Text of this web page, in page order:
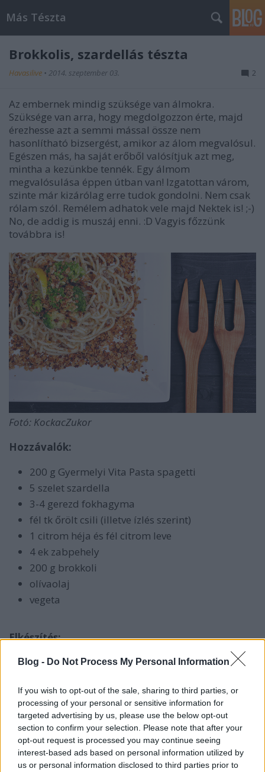
Blog - Do Not Process My Personal Information
If you wish to opt-out of the sale, sharing to third parties, or
processing of your personal or sensitive information for
targeted advertising by us, please use the below opt-out
section to confirm your selection. Please note that after your
opt-out request is processed you may continue seeing
interest-based ads based on personal information utilized by
us or personal information disclosed to third parties prior to
Más Tészta
Brokkolis, szardellás tészta
Havasilive • 2014. szeptember 03. 2
Az embernek mindig szüksége van álmokra.
Szüksége van arra, hogy megdolgozzon érte, majd
érezhesse azt a semmi mással össze nem
hasonlítható bizsergést, amikor az álom megvalósul.
Egészen más, ha saját erőből valósítjuk azt meg,
mintha a kezünkbe tennék. Egy álmom
megvalósulása éppen útban van! Izgatottan várom,
szinte már kizárólag erre tudok gondolni. Nem csak
rólam szól. Remélem adhatok vele majd Nektek is! ;-)
No, de addig is muszáj enni. :D Vagyis főzzünk
továbbra is!
Fotó: KockacZukor
Hozzávalók:
200 g Gyermelyi Vita Pasta spagetti
5 szelet szardella
3-4 gerezd fokhagyma
fél tk őrölt csili (illetve ízlés szerint)
1 citrom héja és fél citrom leve
4 ek zabpehely
200 g brokkoli
olívaolaj
vegeta
Elkészítés:
A tésztát kifőzzük, a brokkolit megfőzzük.
(Emlékszel? Szardellával már korábban is főztem. Itt
olvashatod a receptet:
http://masteszta.blog.hu/2014/08/02/
A fokhagymát is hozzáadjuk és megpirítjuk,
hozzákeverjük a csilit, majd a citromot. Egy másik
serpenyőben ropogósra pirítjuk a zabpelyhet.